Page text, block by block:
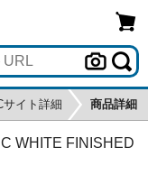
サイト詳細 商品詳細
WHITE FINISHED